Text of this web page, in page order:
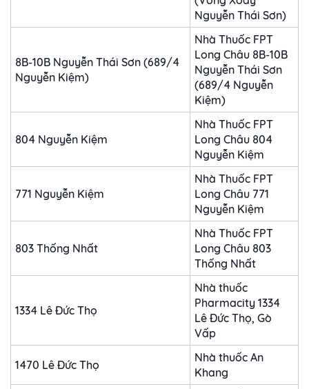
Nguyễn Thái Sơn)
8B-10B Nguyễn Thái Sơn (689/4
Nguyễn Kiệm)
Nhà Thuốc FPT
Long Châu 8B-10B
Nguyễn Thái Sơn
(689/4 Nguyễn
Kiệm)
804 Nguyễn Kiệm
Nhà Thuốc FPT
Long Châu 804
Nguyễn Kiệm
771 Nguyễn Kiệm
Nhà Thuốc FPT
Long Châu 771
Nguyễn Kiệm
803 Thống Nhất
Nhà Thuốc FPT
Long Châu 803
Thống Nhất
1334 Lê Đức Thọ
Nhà thuốc
Pharmacity 1334
Lê Đức Thọ, Gò
Vấp
1470 Lê Đức Thọ
Nhà thuốc An
Khang